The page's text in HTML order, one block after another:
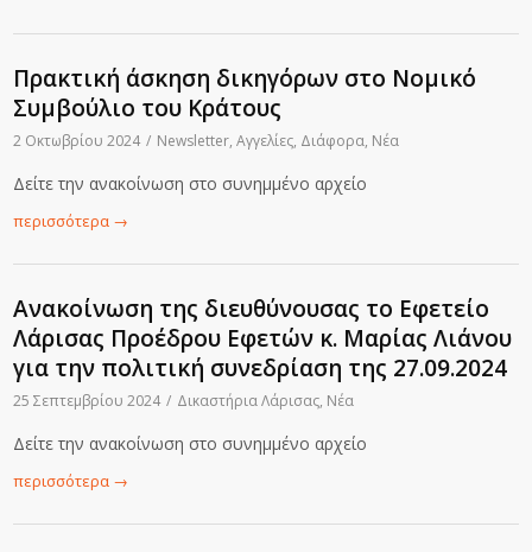
Πρακτική άσκηση δικηγόρων στο Νομικό
Συμβούλιο του Κράτους
2 Οκτωβρίου 2024 / Newsletter,Αγγελίες, Διάφορα, Νέα
Δείτε την ανακοίνωση στο συνημμένο αρχείο
περισσότερα →
Ανακοίνωση της διευθύνουσας το Εφετείο
Λάρισας Προέδρου Εφετών κ. Μαρίας Λιάνου
για την πολιτική συνεδρίαση της 27.09.2024
25 Σεπτεμβρίου 2024 / Δικαστήρια Λάρισας, Νέα
Δείτε την ανακοίνωση στο συνημμένο αρχείο
περισσότερα →